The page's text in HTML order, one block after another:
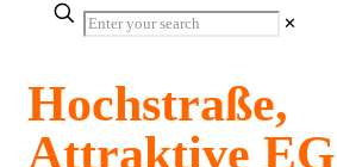
✕
Hochstraße,
Attraktive EG